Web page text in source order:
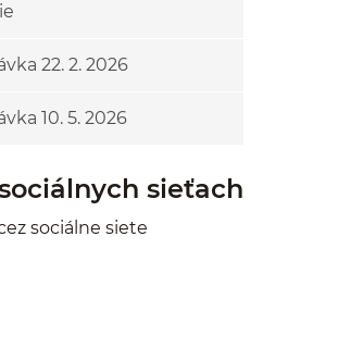
22. 2. 2026
10. 5. 2026
sieťach
sociálne siete
youtube